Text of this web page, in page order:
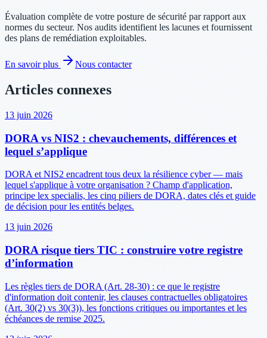
Évaluation complète de votre posture de sécurité par rapport aux
normes du secteur. Nos audits identifient les lacunes et fournissent
des plans de remédiation exploitables.
En savoir plus Nous contacter
Articles connexes
13 juin 2026
DORA vs NIS2 : chevauchements, différences et
lequel s’applique
DORA et NIS2 encadrent tous deux la résilience cyber — mais
lequel s'applique à votre organisation ? Champ d'application,
principe lex specialis, les cinq piliers de DORA, dates clés et guide
de décision pour les entités belges.
13 juin 2026
DORA risque tiers TIC : construire votre registre
d’information
Les règles tiers de DORA (Art. 28-30) : ce que le registre
d'information doit contenir, les clauses contractuelles obligatoires
(Art. 30(2) vs 30(3)), les fonctions critiques ou importantes et les
échéances de remise 2025.